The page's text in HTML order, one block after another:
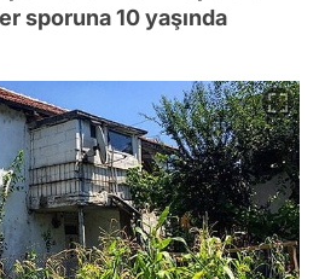
sporuna 10 yaşında